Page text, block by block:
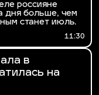
россияне
дня больше, чем
станет июль.
11:30
в
на